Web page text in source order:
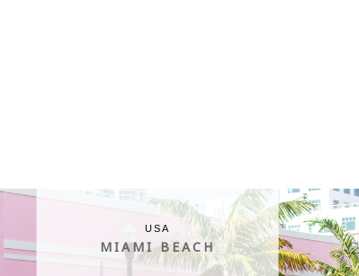
JAPON
DEUX JOURS SUR
L'ÎLE DE
YAKUSHIMA